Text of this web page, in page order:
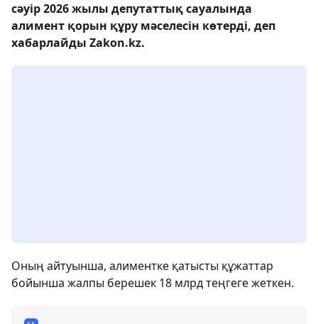
сәуір 2026 жылы депутаттық сауалында
алимент қорын құру мәселесін көтерді, деп
хабарлайды Zakon.kz.
Оның айтуынша, алиментке қатысты құжаттар
бойынша жалпы берешек 18 млрд теңгеге жеткен.